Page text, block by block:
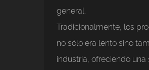
general.
Tradicionalmente, los
no sólo era lento sino
industria, ofreciendo